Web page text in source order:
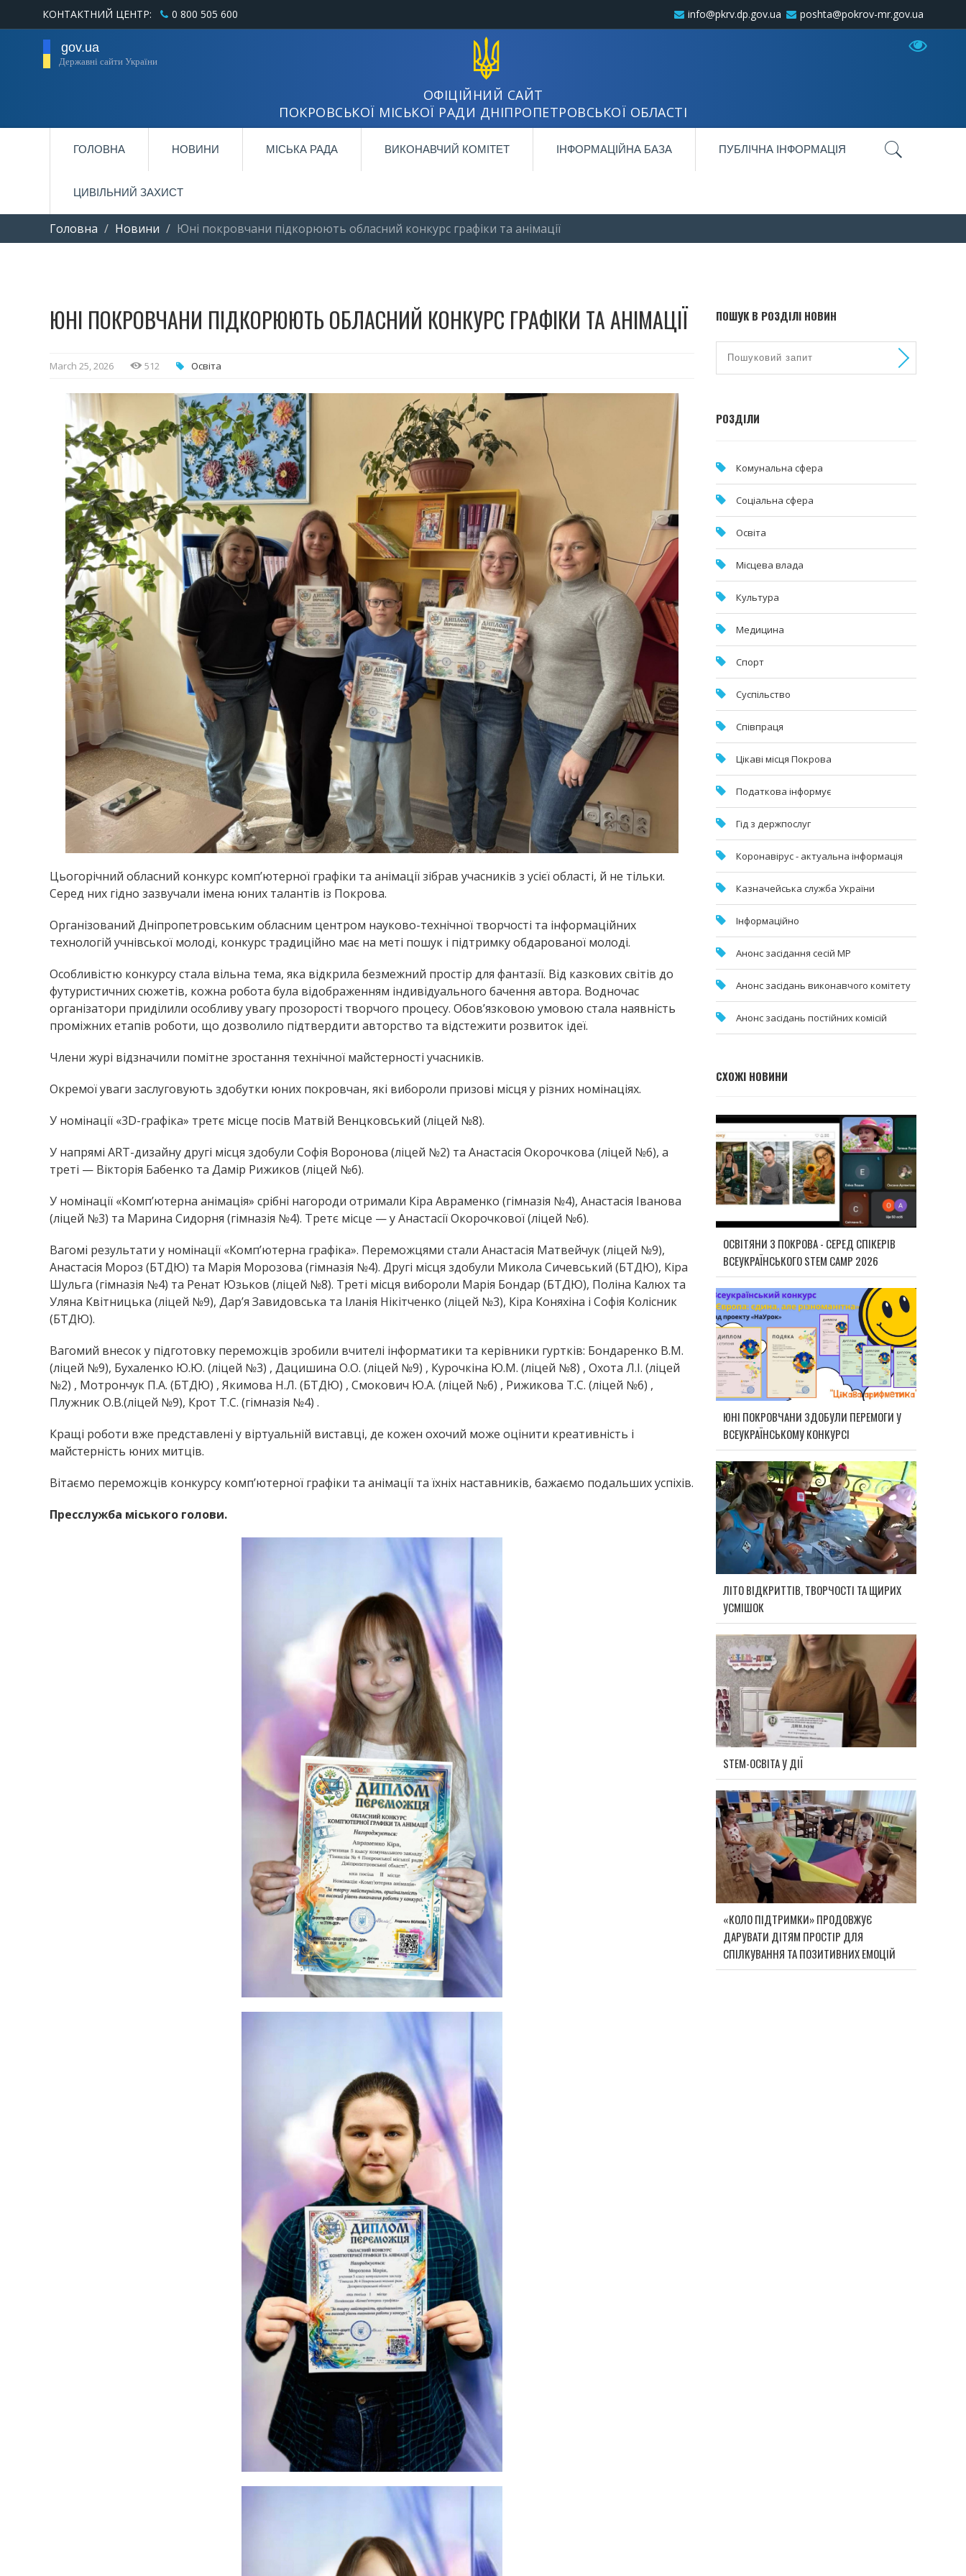
КОНТАКТНИЙ ЦЕНТР: 0 800 505 600 info@pkrv.dp.gov.ua poshta@pokrov-mr.gov.ua
gov.ua
Державні сайти України
ОФІЦІЙНИЙ САЙТ
ПОКРОВСЬКОЇ МІСЬКОЇ РАДИ ДНІПРОПЕТРОВСЬКОЇ ОБЛАСТІ
ГОЛОВНА НОВИНИ МІСЬКА РАДА ВИКОНАВЧИЙ КОМІТЕТ ІНФОРМАЦІЙНА БАЗА ПУБЛІЧНА ІНФОРМАЦІЯ
ЦИВІЛЬНИЙ ЗАХИСТ
Головна Новини Юні покровчани підкорюють обласний конкурс графіки та анімації
ЮНІ ПОКРОВЧАНИ ПІДКОРЮЮТЬ ОБЛАСНИЙ КОНКУРС ГРАФІКИ ТА АНІМАЦІЇ
March 25, 2026 512 Освіта
Цьогорічний обласний конкурс комп’ютерної графіки та анімації зібрав учасників з усієї області, й не тільки.
Серед них гідно зазвучали імена юних талантів із Покрова.
Організований Дніпропетровським обласним центром науково-технічної творчості та інформаційних
технологій учнівської молоді, конкурс традиційно має на меті пошук і підтримку обдарованої молоді.
Особливістю конкурсу стала вільна тема, яка відкрила безмежний простір для фантазії. Від казкових світів до
футуристичних сюжетів, кожна робота була відображенням індивідуального бачення автора. Водночас
організатори приділили особливу увагу прозорості творчого процесу. Обов’язковою умовою стала наявність
проміжних етапів роботи, що дозволило підтвердити авторство та відстежити розвиток ідеї.
Члени журі відзначили помітне зростання технічної майстерності учасників.
Окремої уваги заслуговують здобутки юних покровчан, які вибороли призові місця у різних номінаціях.
У номінації «3D-графіка» третє місце посів Матвій Венцковський (ліцей №8).
У напрямі ART-дизайну другі місця здобули Софія Воронова (ліцей №2) та Анастасія Окорочкова (ліцей №6), а
треті — Вікторія Бабенко та Дамір Рижиков (ліцей №6).
У номінації «Комп’ютерна анімація» срібні нагороди отримали Кіра Авраменко (гімназія №4), Анастасія Іванова
(ліцей №3) та Марина Сидорня (гімназія №4). Третє місце — у Анастасії Окорочкової (ліцей №6).
Вагомі результати у номінації «Комп’ютерна графіка». Переможцями стали Анастасія Матвейчук (ліцей №9),
Анастасія Мороз (БТДЮ) та Марія Морозова (гімназія №4). Другі місця здобули Микола Сичевський (БТДЮ), Кіра
Шульга (гімназія №4) та Ренат Юзьков (ліцей №8). Треті місця вибороли Марія Бондар (БТДЮ), Поліна Калюх та
Уляна Квітницька (ліцей №9), Дар’я Завидовська та Іланія Нікітченко (ліцей №3), Кіра Коняхіна і Софія Колісник
(БТДЮ).
Вагомий внесок у підготовку переможців зробили вчителі інформатики та керівники гуртків: Бондаренко В.М.
(ліцей №9), Бухаленко Ю.Ю. (ліцей №3) , Дацишина О.О. (ліцей №9) , Курочкіна Ю.М. (ліцей №8) , Охота Л.І. (ліцей
№2) , Мотрончук П.А. (БТДЮ) , Якимова Н.Л. (БТДЮ) , Смокович Ю.А. (ліцей №6) , Рижикова Т.С. (ліцей №6) ,
Плужник О.В.(ліцей №9), Крот Т.С. (гімназія №4) .
Кращі роботи вже представлені у віртуальній виставці, де кожен охочий може оцінити креативність і
майстерність юних митців.
Вітаємо переможців конкурсу комп’ютерної графіки та анімації та їхніх наставників, бажаємо подальших успіхів.
Пресслужба міського голови.
ПОШУК В РОЗДІЛІ НОВИН
РОЗДІЛИ
Комунальна cфера
Соціальна сфера
Освіта
Місцева влада
Культура
Медицина
Спорт
Суспільство
Співпраця
Цікаві місця Покрова
Податкова інформує
Гід з держпослуг
Коронавірус - актуальна інформація
Казначейська служба України
Інформаційно
Анонс засідання сесій МР
Анонс засідань виконавчого комітету
Анонс засідань постійних комісій
СХОЖІ НОВИНИ
ОСВІТЯНИ З ПОКРОВА - СЕРЕД СПІКЕРІВ
ВСЕУКРАЇНСЬКОГО STEM CAMP 2026
ЮНІ ПОКРОВЧАНИ ЗДОБУЛИ ПЕРЕМОГИ У
ВСЕУКРАЇНСЬКОМУ КОНКУРСІ
ЛІТО ВІДКРИТТІВ, ТВОРЧОСТІ ТА ЩИРИХ
УСМІШОК
STEM-ОСВІТА У ДІЇ
«КОЛО ПІДТРИМКИ» ПРОДОВЖУЄ
ДАРУВАТИ ДІТЯМ ПРОСТІР ДЛЯ
СПІЛКУВАННЯ ТА ПОЗИТИВНИХ ЕМОЦІЙ